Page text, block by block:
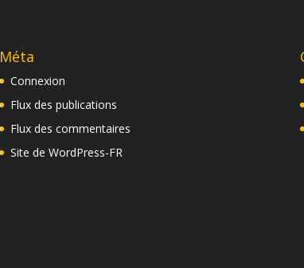
Méta
Connexion
Flux des publications
Flux des commentaires
Site de WordPress-FR